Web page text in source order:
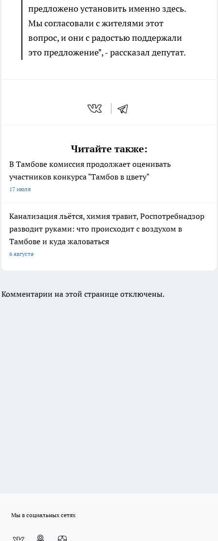
предложено установить именно здесь.
Мы согласовали с жителями этот
вопрос, и они с радостью поддержали
это предложение", - рассказал депутат.
Читайте также:
В Тамбове комиссия продолжает оценивать
участников конкурса "Тамбов в цвету"
17 июля
Канализация льётся, химия травит, Роспотребнадзор
разводит руками: что происходит с воздухом в
Тамбове и куда жаловаться
6 августа
Комментарии на этой странице отключены.
Мы в социальных сетях